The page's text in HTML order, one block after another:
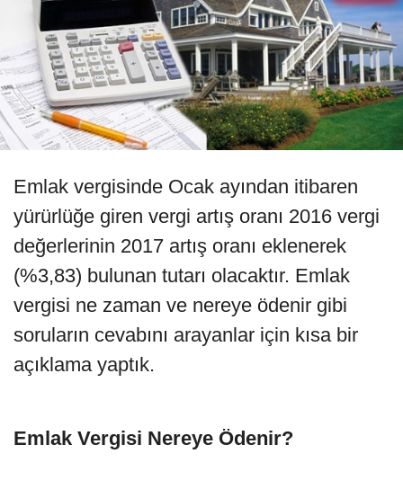
Emlak vergisinde Ocak ayından itibaren
yürürlüğe giren vergi artış oranı 2016 vergi
değerlerinin 2017 artış oranı eklenerek
(%3,83) bulunan tutarı olacaktır. Emlak
vergisi ne zaman ve nereye ödenir gibi
soruların cevabını arayanlar için kısa bir
açıklama yaptık.
Emlak Vergisi Nereye Ödenir?